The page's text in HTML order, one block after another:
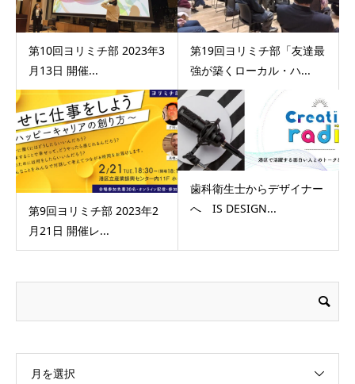
第10回ヨリミチ部 2023年3
月13日 開催...
第19回ヨリミチ部「友達最
強が築くローカル・ハ...
第9回ヨリミチ部 2023年2
月21日 開催レ...
歯科衛生士からデザイナー
へ IS DESIGN...
月を選択